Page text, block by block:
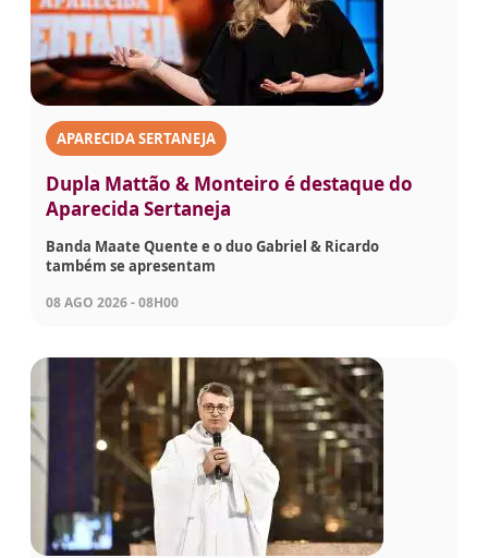
APARECIDA SERTANEJA
Dupla Mattão & Monteiro é destaque do
Aparecida Sertaneja
Banda Maate Quente e o duo Gabriel & Ricardo
também se apresentam
08 AGO 2026 - 08H00